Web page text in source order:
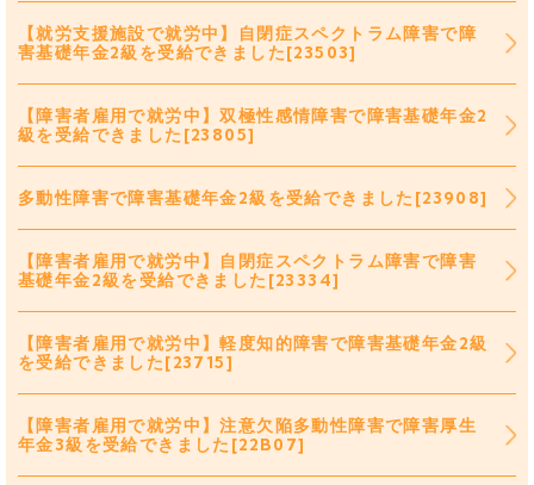
【就労支援施設で就労中】自閉症スペクトラム障害で障
害基礎年金2級を受給できました[23503]
【障害者雇用で就労中】双極性感情障害で障害基礎年金2
級を受給できました[23805]
多動性障害で障害基礎年金2級を受給できました[23908]
【障害者雇用で就労中】自閉症スペクトラム障害で障害
基礎年金2級を受給できました[23334]
【障害者雇用で就労中】軽度知的障害で障害基礎年金2級
を受給できました[23715]
【障害者雇用で就労中】注意欠陥多動性障害で障害厚生
年金3級を受給できました[22B07]